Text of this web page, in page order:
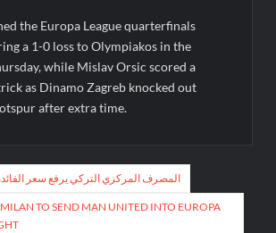
the Europa League quarterfinals
a 1-0 loss to Olympiakos in the
while Mislav Orsic scored a
as Dinamo Zagreb knocked out
after extra time.
المصرف المركزي التركي يرفع سعر الفائدة إلى 19
TO SEND MAN UNITED INTO EUROPA